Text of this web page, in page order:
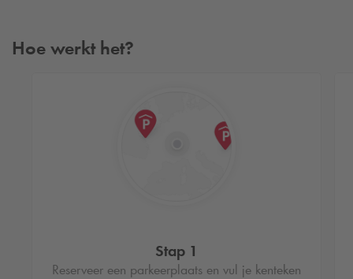
Hoe werkt het?
Stap 1
Reserveer een parkeerplaats en vul je kenteken